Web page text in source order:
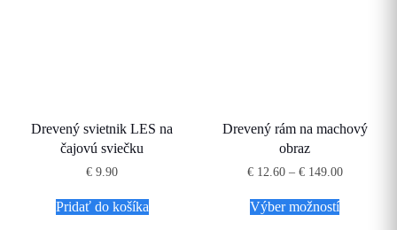
Drevený svietnik LES na
čajovú sviečku
€ 9.90
Pridať do košíka
Drevený rám na machový
obraz
€12.60 – €149.00Price
Výber možnostíprodukt